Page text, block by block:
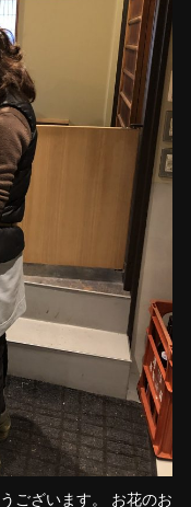
ございます。 お花のお